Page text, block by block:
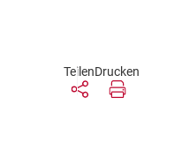
TeilenDrucken